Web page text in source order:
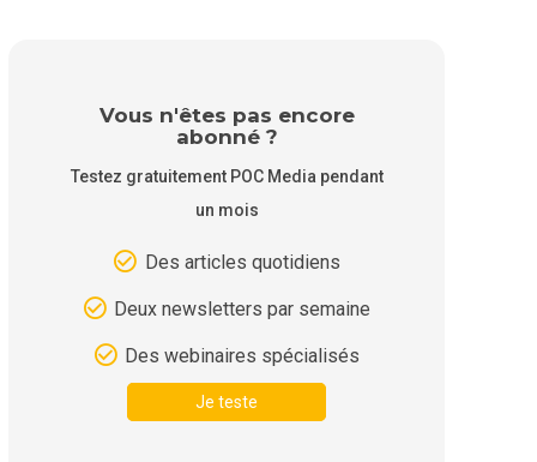
Vous n'êtes pas encore
abonné ?
Testez gratuitement POC Media pendant
un mois
Des articles quotidiens
Deux newsletters par semaine
Des webinaires spécialisés
Je teste